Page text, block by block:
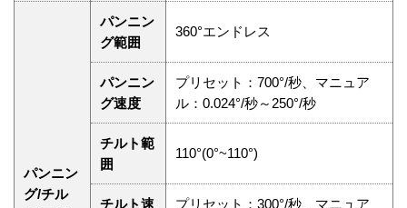
パンニン
グ/チル
パンニン
グ範囲
360°エンドレス
パンニン
グ速度
プリセット：700°/秒、マニュア
ル：0.024°/秒～250°/秒
チルト範
囲
110°(0°~110°)
チルト速
プリセット：300°/秒、マニュア